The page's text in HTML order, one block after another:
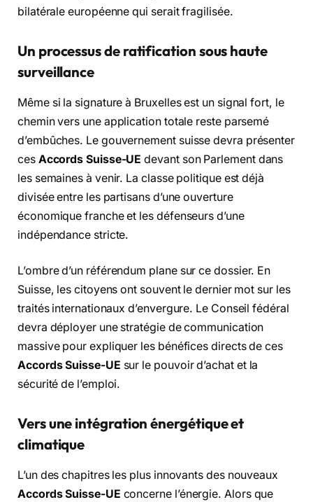
bilatérale européenne qui serait fragilisée.
Un processus de ratification sous haute
surveillance
Même si la signature à Bruxelles est un signal fort, le
chemin vers une application totale reste parsemé
d’embûches. Le gouvernement suisse devra présenter
ces Accords Suisse-UE devant son Parlement dans
les semaines à venir. La classe politique est déjà
divisée entre les partisans d’une ouverture
économique franche et les défenseurs d’une
indépendance stricte.
L’ombre d’un référendum plane sur ce dossier. En
Suisse, les citoyens ont souvent le dernier mot sur les
traités internationaux d’envergure. Le Conseil fédéral
devra déployer une stratégie de communication
massive pour expliquer les bénéfices directs de ces
Accords Suisse-UE sur le pouvoir d’achat et la
sécurité de l’emploi.
Vers une intégration énergétique et
climatique
L’un des chapitres les plus innovants des nouveaux
Accords Suisse-UE concerne l’énergie. Alors que